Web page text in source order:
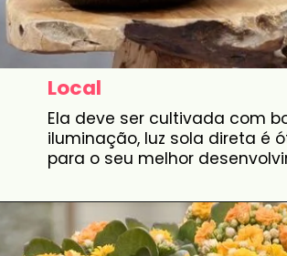
Local
Ela deve ser cultivada com
iluminação, luz sola direta é
para o seu melhor